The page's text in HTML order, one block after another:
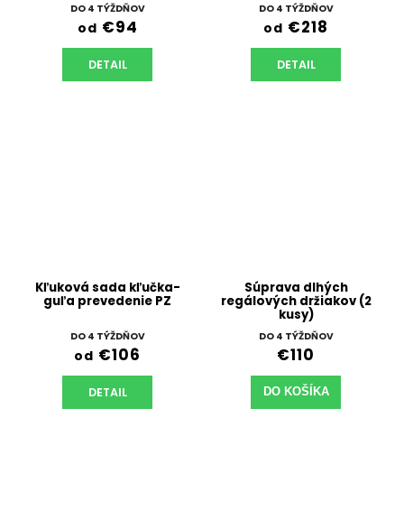
DO 4 TÝŽDŇOV
od €94
DETAIL
DO 4 TÝŽDŇOV
od €218
DETAIL
Kľuková sada kľučka-
guľa prevedenie PZ
DO 4 TÝŽDŇOV
od €106
DETAIL
Súprava dlhých
regálových držiakov (2
kusy)
DO 4 TÝŽDŇOV
€110
DO KOŠÍKA